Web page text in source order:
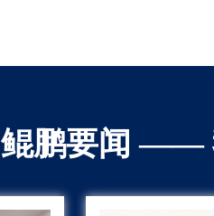
鲲鹏要闻 ——